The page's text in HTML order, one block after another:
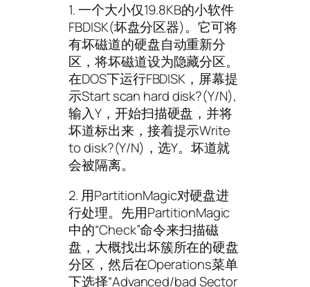
1. 一个大小仅19.8KB的小软件
FBDISK(坏盘分区器)。它可将
有坏磁道的硬盘自动重新分
区，将坏磁道设为隐藏分区。
在DOS下运行FBDISK，屏幕提
示Start scan hard disk?(Y/N),
输入Y，开始扫描硬盘，并将
坏道标出来，接着提示Write
to disk?(Y/N)，选Y。坏道就
会被隔离。
2. 用PartitionMagic对硬盘进
行处理。先用PartitionMagic
中的“Check”命令来扫描磁
盘，大概找出坏簇所在的硬盘
分区，然后在Operations菜单
下选择“Advanced/bad Sector